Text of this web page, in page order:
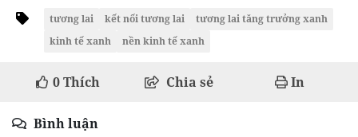
tương lai kết nối tương lai
tương lai tăng trưởng xanh
kinh tế xanh
nền kinh tế xanh
0Thích Chia sẻ In
Bình luận